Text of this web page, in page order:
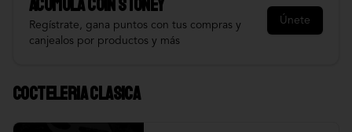
AcumulaCOIN STONEY
Regístrate, gana puntos con tus compras y
canjealos por productos y más
Únete
Cocteleria Clasica